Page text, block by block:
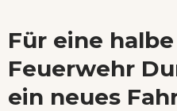
Für eine
Feuerwehr
ein neues